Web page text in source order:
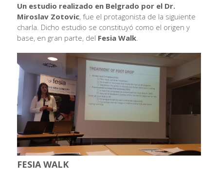
Un estudio realizado en Belgrado por el Dr.
Miroslav Zotovic, fue el protagonista de la siguiente
charla. Dicho estudio se constituyó como el origen y
base, en gran parte, del Fesia Walk
FESIA WALK